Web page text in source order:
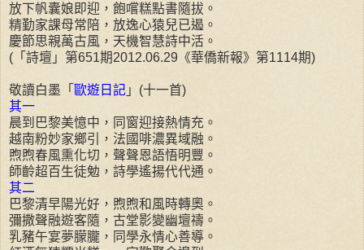
放下帆囊娘即迎，飽嚐糕點書隨拔。
精勤家課母常陪，放逸心猿兒已遏。
慶節思親萬古風，天機智慧詩中活。
(「詩壇」第651期2012.06.29《華僑新報》第1114期)
敬讀白墨「 歐遊日記 」(十一首)
其一
晨到巴黎美憶中，同窗迎接熱情充。
越南粉妙家鄉引，法國啡濃異域融。
煦煦春風熏化切，聲聲恩語悟明豐。
師齡超百生徒勉，詩學遙揚代代通。
其二
巴黎清早陽光好，煦煦和風時轉奧。
彌撒聲融遊客隨，古堂影變幽壇禱。
乳豬午宴夢朦朧，同學永情心善導。